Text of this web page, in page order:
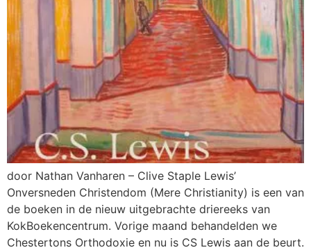
door Nathan Vanharen – Clive Staple Lewis’
Onversneden Christendom (Mere Christianity) is een van
de boeken in de nieuw uitgebrachte driereeks van
KokBoekencentrum. Vorige maand behandelden we
Chestertons Orthodoxie en nu is CS Lewis aan de beurt.